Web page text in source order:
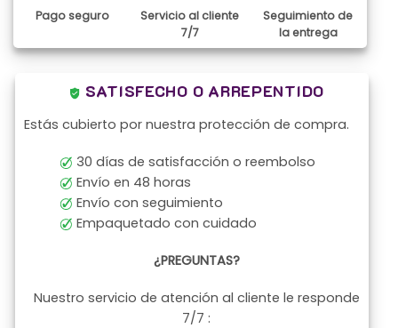
Pago seguro
Servicio al cliente
7/7
Seguimiento de
la entrega
SATISFECHO O ARREPENTIDO
Estás cubierto por nuestra protección de compra.
30 días de satisfacción o reembolso
Envío en 48 horas
Envío con seguimiento
Empaquetado con cuidado
¿PREGUNTAS?
Nuestro servicio de atención al cliente le responde
7/7 :